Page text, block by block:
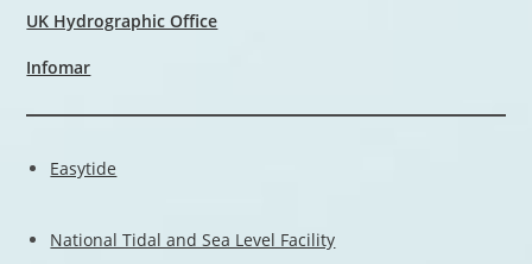
UK Hydrographic Office
Infomar
Easytide
National Tidal and Sea Level Facility